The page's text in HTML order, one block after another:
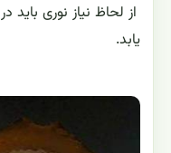
از لحاظ نیاز نوری
یابد.